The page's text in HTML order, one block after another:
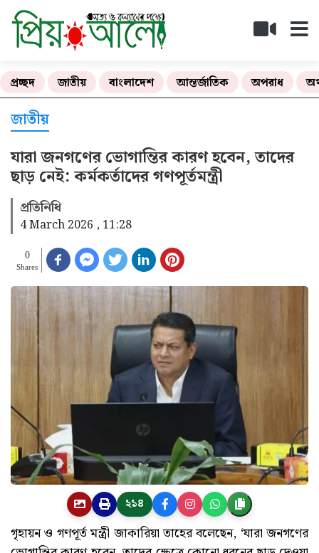
প্রচ্ছদ জাতীয় বাংলাদেশ আন্তর্জাতিক অপরাধ
জাতীয়
যারা জনগণের ভোগান্তির কারণ হবেন, তাদের
ছাড় নেই: কর্মকর্তাদের গণপূর্তমন্ত্রী
প্রতিনিধি
4 March 2026 , 11:28
0
Shares
২১৪
গৃহায়ন ও গণপূর্ত মন্ত্রী জাকারিয়া তাহের বলেছেন, ‘যারা জনগণের